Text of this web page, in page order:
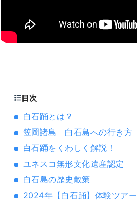
目次
白石踊とは？
笠岡諸島 白石島への行き方
白石踊をくわしく解説！
ユネスコ無形文化遺産認定
白石島の歴史散策
2024年【白石踊】体験ツアー